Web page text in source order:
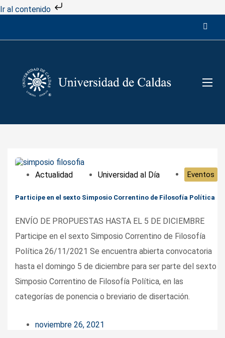
Ir al contenido
Actualidad Universidad al Día Eventos
Participe en el sexto Simposio Correntino de Filosofía Política
ENVÍO DE PROPUESTAS HASTA EL 5 DE DICIEMBRE
Participe en el sexto Simposio Correntino de Filosofía
Política 26/11/2021 Se encuentra abierta convocatoria
hasta el domingo 5 de diciembre para ser parte del sexto
Simposio Correntino de Filosofía Política, en las
categorías de ponencia o breviario de disertación.
noviembre 26, 2021